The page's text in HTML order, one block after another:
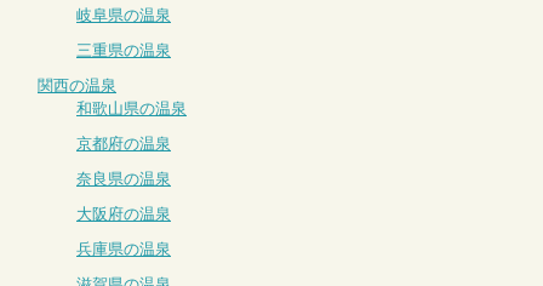
岐阜県の温泉
三重県の温泉
関西の温泉
和歌山県の温泉
京都府の温泉
奈良県の温泉
大阪府の温泉
兵庫県の温泉